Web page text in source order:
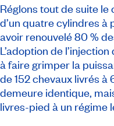
Réglons tout de suite le
d’un quatre cylindres
avoir renouvelé 80 %
L’adoption de
à faire grimper la
de 152 chevaux livrés
demeure identique,
livres-pied à un régime